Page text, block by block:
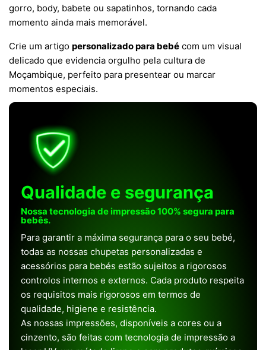
gorro, body, babete ou sapatinhos, tornando cada
momento ainda mais memorável.
Crie um artigo personalizado para bebé com um visual
delicado que evidencia orgulho pela cultura de
Moçambique, perfeito para presentear ou marcar
momentos especiais.
Qualidade e segurança
Nossa tecnologia de impressão 100% segura para
bebês.
Para garantir a máxima segurança para o seu bebé,
todas as nossas chupetas personalizadas e
acessórios para bebés estão sujeitos a rigorosos
controlos internos e externos. Cada produto respeita
os requisitos mais rigorosos em termos de
qualidade, higiene e resistência.
As nossas impressões, disponíveis a cores ou a
cinzento, são feitas com tecnologia de impressão a